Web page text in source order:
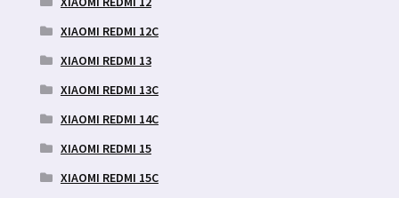
XIAOMI REDMI 12C
XIAOMI REDMI 13
XIAOMI REDMI 13C
XIAOMI REDMI 14C
XIAOMI REDMI 15
XIAOMI REDMI 15C